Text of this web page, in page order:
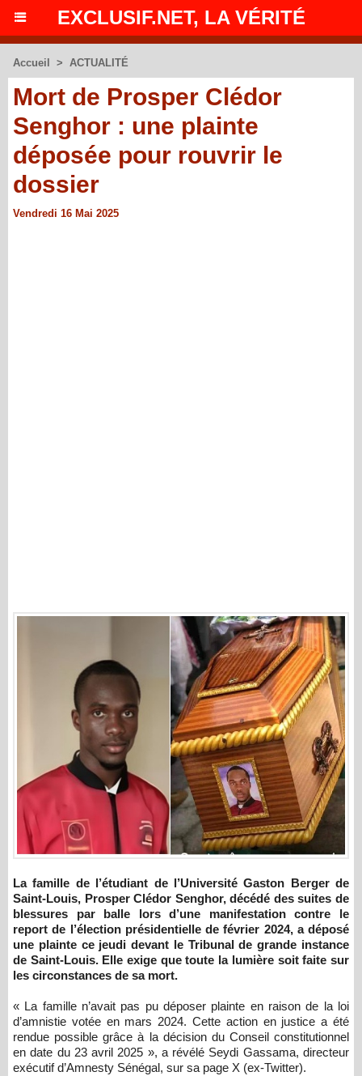
EXCLUSIF.NET, LA VÉRITÉ
Accueil > ACTUALITÉ
Mort de Prosper Clédor
Senghor : une plainte
déposée pour rouvrir le
dossier
Vendredi 16 Mai 2025
La famille de l’étudiant de l’Université Gaston Berger de
Saint-Louis, Prosper Clédor Senghor, décédé des suites de
blessures par balle lors d’une manifestation contre le
report de l’élection présidentielle de février 2024, a déposé
une plainte ce jeudi devant le Tribunal de grande instance
de Saint-Louis. Elle exige que toute la lumière soit faite sur
les circonstances de sa mort.
« La famille n’avait pas pu déposer plainte en raison de la loi
d’amnistie votée en mars 2024. Cette action en justice a été
rendue possible grâce à la décision du Conseil constitutionnel
en date du 23 avril 2025 », a révélé Seydi Gassama, directeur
exécutif d’Amnesty Sénégal, sur sa page X (ex-Twitter).